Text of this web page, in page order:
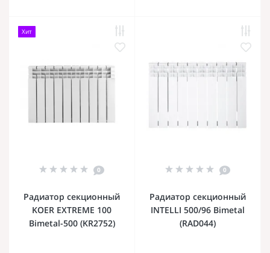
Хит
0
Радиатор секционный
KOER EXTREME 100
Bimetal-500 (KR2752)
0
Радиатор секционный
INTELLI 500/96 Bimetal
(RAD044)